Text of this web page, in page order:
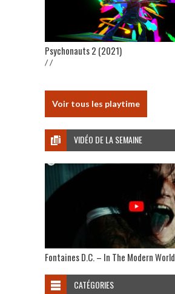
Psychonauts 2 (2021)
/ /
Voir tous les playtime
VIDÉO DE LA SEMAINE
Fontaines D.C. – In The Modern World
CATÉGORIES